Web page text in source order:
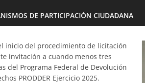
DE PARTICIPACIÓN CIUDADANA
inicio del procedimiento de licitación
invitación a cuando menos tres
del Programa Federal de Devolución
PRODDER Ejercicio 2025.